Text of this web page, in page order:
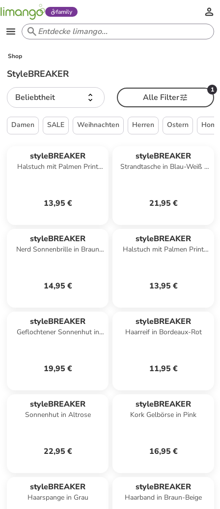
family
Shop
StyleBREAKER
Beliebtheit
1
Alle Filter
Damen SALE Weihnachten Herren Ostern
styleBREAKER
Halstuch mit Palmen Print
13,95 €
styleBREAKER
Strandtasche in Blau-Weiß /
21,95 €
styleBREAKER
Nerd Sonnenbrille in Braun
14,95 €
styleBREAKER
Halstuch mit Palmen Print
13,95 €
styleBREAKER
Geflochtener Sonnenhut in
19,95 €
styleBREAKER
Haarreif in Bordeaux-Rot
11,95 €
styleBREAKER
Sonnenhut in Altrose
22,95 €
styleBREAKER
Kork Gelbörse in Pink
16,95 €
styleBREAKER
Haarspange in Grau
styleBREAKER
Haarband in Braun-Beige